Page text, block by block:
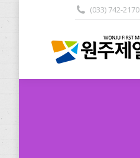
(033) 742-2170